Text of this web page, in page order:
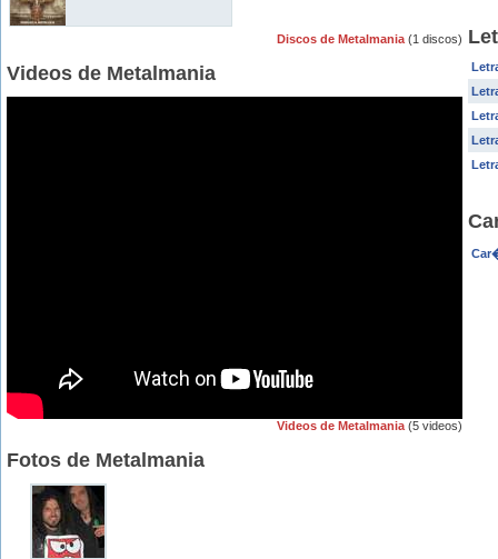
Discos de Metalmania (1 discos)
Videos de Metalmania
Videos de Metalmania (5 videos)
Fotos de Metalmania